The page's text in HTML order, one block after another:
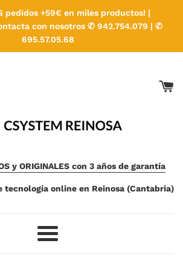
pedidos +59€ en miles productos! |
con nosotros ✆ 942.754.079 | ✆
695.57.05.68
y ORIGINALES con 3 años de garantía
tecnología online en Reinosa (Cantabria)
Más